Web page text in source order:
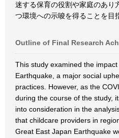
迷する保育の役割や家庭のあり
つ環境への示唆を得ることを目
Outline of Final Research
This study examined the
Earthquake, a major social
practices. However, as the
during the course of the study,
into consideration in the
that childcare providers in
Great East Japan Earthquake